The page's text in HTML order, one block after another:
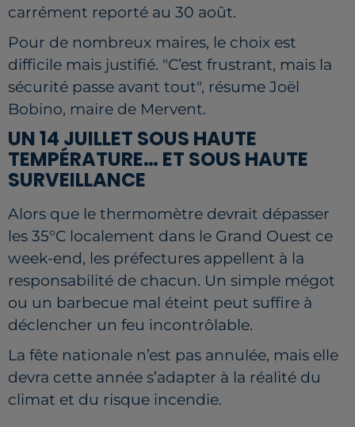
carrément reporté au 30 août.
Pour de nombreux maires, le choix est
difficile mais justifié. "C’est frustrant, mais la
sécurité passe avant tout", résume Joël
Bobino, maire de Mervent.
UN 14 JUILLET SOUS HAUTE
TEMPÉRATURE… ET SOUS HAUTE
SURVEILLANCE
Alors que le thermomètre devrait dépasser
les 35°C localement dans le Grand Ouest ce
week-end, les préfectures appellent à la
responsabilité de chacun. Un simple mégot
ou un barbecue mal éteint peut suffire à
déclencher un feu incontrôlable.
La fête nationale n’est pas annulée, mais elle
devra cette année s’adapter à la réalité du
climat et du risque incendie.